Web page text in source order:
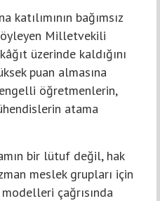
bağımsız
Milletvekili
üzerinde kaldığını
puan almasına
öğretmenlerin,
atama
bir lütuf değil, hak
meslek grupları için
çağrısında